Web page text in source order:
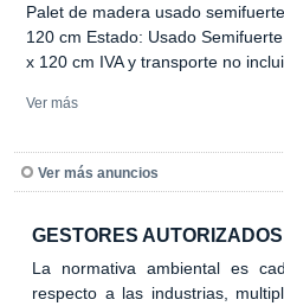
Palet de madera usado
120 cm Estado: Usado
x 120 cm IVA y transporte no
Ver más
Ver más anuncios
GESTORES AUTORIZADOS
La normativa ambiental es
respecto a las industrias,